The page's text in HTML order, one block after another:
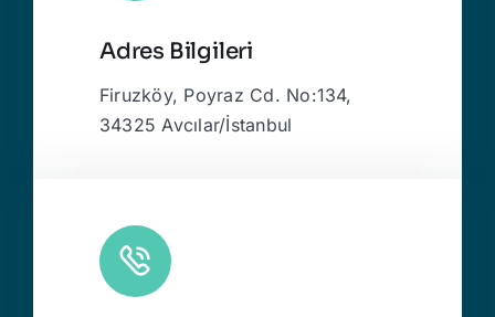
Adres Bilgileri
Firuzköy, Poyraz Cd. No:134,
34325 Avcılar/İstanbul